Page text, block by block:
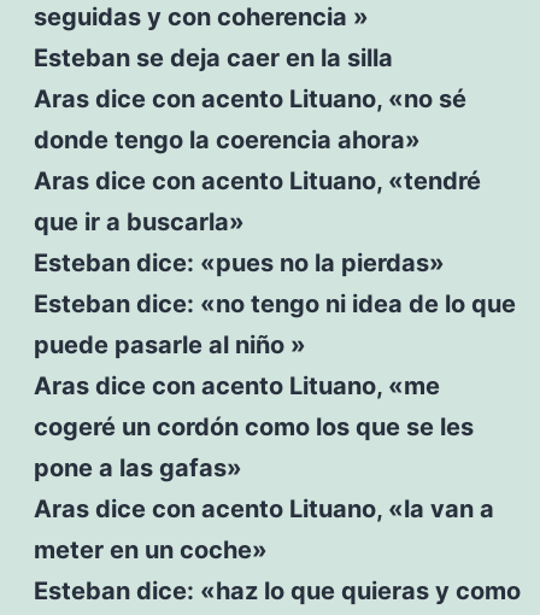
seguidas y con coherencia »
Esteban se deja caer en la silla
Aras dice con acento Lituano, «no sé
donde tengo la coerencia ahora»
Aras dice con acento Lituano, «tendré
que ir a buscarla»
Esteban dice: «pues no la pierdas»
Esteban dice: «no tengo ni idea de lo que
puede pasarle al niño »
Aras dice con acento Lituano, «me
cogeré un cordón como los que se les
pone a las gafas»
Aras dice con acento Lituano, «la van a
meter en un coche»
Esteban dice: «haz lo que quieras y como